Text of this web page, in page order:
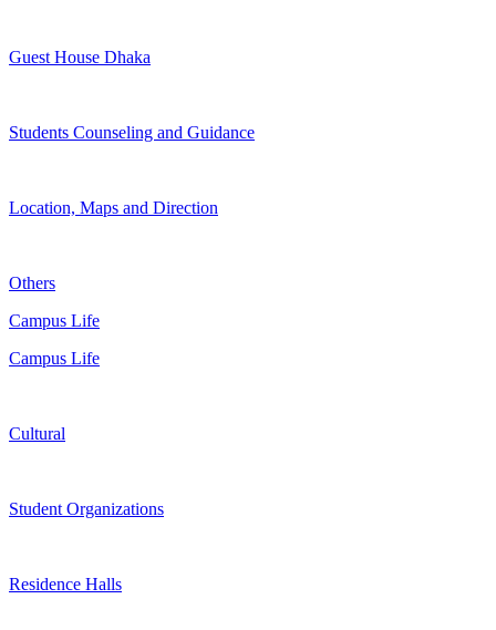
Guest House Dhaka
Students Counseling and Guidance
Location, Maps and Direction
Others
Campus Life
Campus Life
Cultural
Student Organizations
Residence Halls